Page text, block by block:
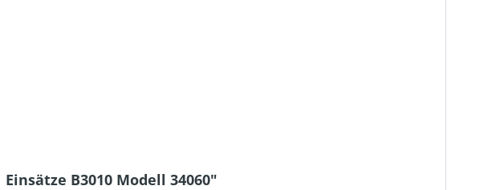
B3010 Modell 34060"